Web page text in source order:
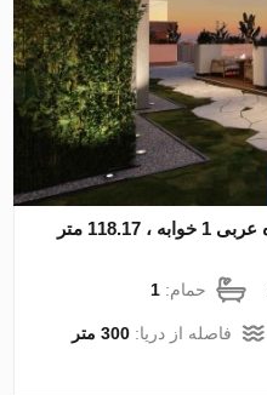
آپارتمان در Dubai ، امارات متحده عربی 1 خوابه ، 118.17 متر
حمام:1
فاصله از دریا:300 متر